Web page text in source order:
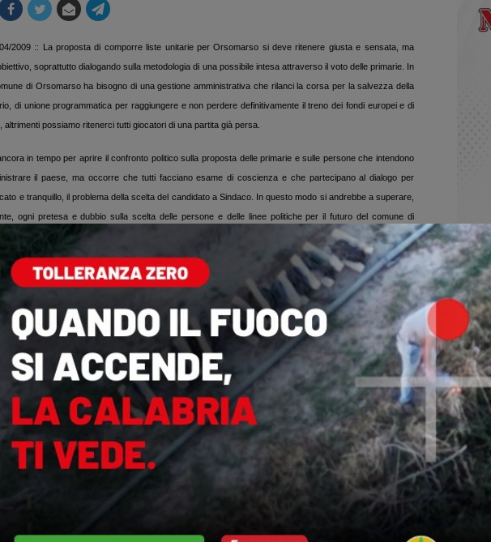
2009:: La proposta di comporre liste unitarie per Orsomarso si deve ritenere giusta e sensata, ma
soprattutto dialogando sulla metodologia di una possibile intesa attraverso il voto delle primarie. In
di Orsomarso ha bisogno di una gestione amministrativa che rilanci la corsa per la salvezza della
di unione programmatica per raggiungere e non perdere definitivamente il treno dei fondi europei e di
altrimenti possiamo ritenerci tutti giocatori di una partita già persa.
in tempo per aprire il confronto politico sulla proposta delle primarie e sulle persone che intendono
il paese, ma occorre che tutti facciano esame di coscienza e che partecipano al dialogo per
e tranquillo, il problema della scelta del candidato a Sindaco. In questo modo si andrebbe a superare,
ogni pretesa e dubbio sulla scelta delle persone e delle linee politiche per il futuro del comune di
anche ad evitare i “fantomatici giochetti” di eventuali pretendenti senza scrupoli e contribuendo alla
di una vera forma democratica di partecipazione dei cittadini. Solo in questo modo crediamo sia
il passato e la sfiducia generale che si è instaurata nella comunità orsomarsese, andando a creare i
di unità necessaria per la crescita del paese. Non pensiamo sia difficile incontrasi con queste
è rendere fattibile il percorso della proposta con la costituzione, da subito, del comitato di seggio
che si potrebbero effettuare subito dopo la domenica di pasqua e l'individuazione delle persone di ogni
intende essere candidato a Sindaco. Sarebbe opportuno
che, sulla proposta delle primarie per la liste
i cittadini che ritengono di impegnarsi a ruolo di primo cittadino si rendano disponibili, prima di tutto, al
la condizione democratica del voto primario; la costituzione del comitato di seggio elettorale per le
da due esponenti per ogni gruppo che parteciperebbe al confronto sulla scelta democratica del
il candidati a primo cittad
la possibilità di trovare consenso anche al di fuori del proprio gruppo con il sistema dell'elettorato
i cittadini potrebbero aderire e sostenere la migliore scelta che ritengono giusta per amministrare il
Su questa base non ci sono problemi e riserve, occorre solo valutare la possibilità e tirare fuori le